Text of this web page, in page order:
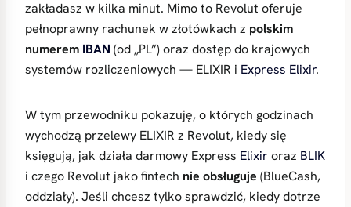
zakładasz w kilka minut. Mimo to Revolut oferuje
pełnoprawny rachunek w złotówkach z polskim
numerem IBAN (od „PL”) oraz dostęp do krajowych
systemów rozliczeniowych — ELIXIR i Express Elixir.
W tym przewodniku pokazuję, o których godzinach
wychodzą przelewy ELIXIR z Revolut, kiedy się
księgują, jak działa darmowy Express Elixir oraz BLIK
i czego Revolut jako fintech nie obsługuje (BlueCash,
oddziały). Jeśli chcesz tylko sprawdzić, kiedy dotrze